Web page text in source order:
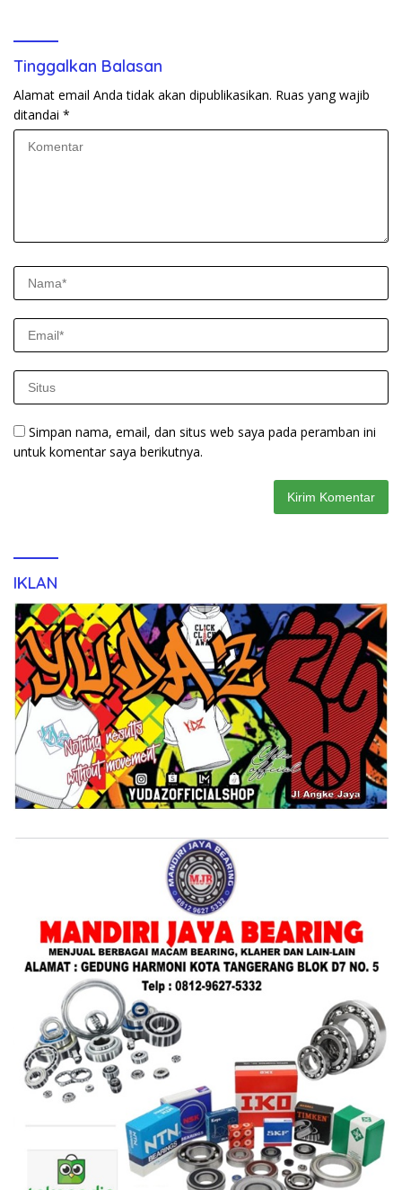
Tinggalkan Balasan
Alamat email Anda tidak akan dipublikasikan. Ruas yang wajib
ditandai *
Simpan nama, email, dan situs web saya pada peramban ini
untuk komentar saya berikutnya.
IKLAN